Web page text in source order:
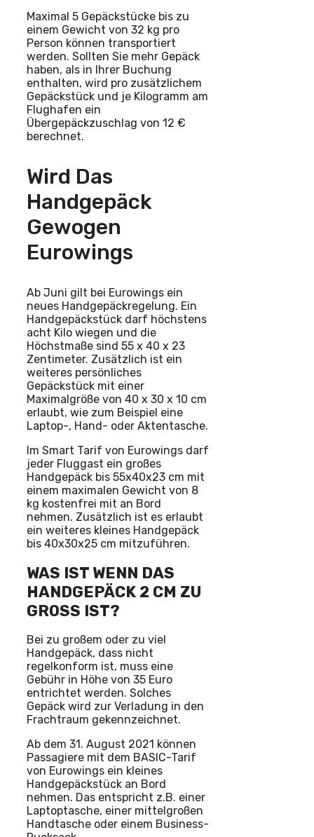
Maximal 5 Gepäckstücke bis zu
einem Gewicht von 32 kg pro
Person können transportiert
werden. Sollten Sie mehr Gepäck
haben, als in Ihrer Buchung
enthalten, wird pro zusätzlichem
Gepäckstück und je Kilogramm am
Flughafen ein
Übergepäckzuschlag von 12 €
berechnet.
Wird Das
Handgepäck
Gewogen
Eurowings
Ab Juni gilt bei Eurowings ein
neues Handgepäckregelung. Ein
Handgepäckstück darf höchstens
acht Kilo wiegen und die
Höchstmaße sind 55 x 40 x 23
Zentimeter. Zusätzlich ist ein
weiteres persönliches
Gepäckstück mit einer
Maximalgröße von 40 x 30 x 10 cm
erlaubt, wie zum Beispiel eine
Laptop-, Hand- oder Aktentasche.
Im Smart Tarif von Eurowings darf
jeder Fluggast ein großes
Handgepäck bis 55x40x23 cm mit
einem maximalen Gewicht von 8
kg kostenfrei mit an Bord
nehmen. Zusätzlich ist es erlaubt
ein weiteres kleines Handgepäck
bis 40x30x25 cm mitzuführen.
WAS IST WENN DAS
HANDGEPÄCK 2 CM ZU
GROSS IST?
Bei zu großem oder zu viel
Handgepäck, dass nicht
regelkonform ist, muss eine
Gebühr in Höhe von 35 Euro
entrichtet werden. Solches
Gepäck wird zur Verladung in den
Frachtraum gekennzeichnet.
Ab dem 31. August 2021 können
Passagiere mit dem BASIC-Tarif
von Eurowings ein kleines
Handgepäckstück an Bord
nehmen. Das entspricht z.B. einer
Laptoptasche, einer mittelgroßen
Handtasche oder einem Business-